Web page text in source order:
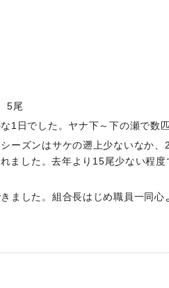
5尾
1日でした。ヤナ下～下の瀬で数
ーズンはサケの遡上少ないなか、
ました。去年より15尾少ない程
ました。組合長はじめ職員一同心